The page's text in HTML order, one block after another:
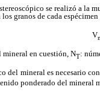
se realizó a la
granos de cada
V
mineral en cuestión, NT:
del mineral es necesario
ponderado del mineral